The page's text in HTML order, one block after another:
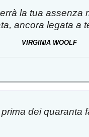
la tua assenza
ancora legata a
VIRGINIA WOOLF
dei quaranta